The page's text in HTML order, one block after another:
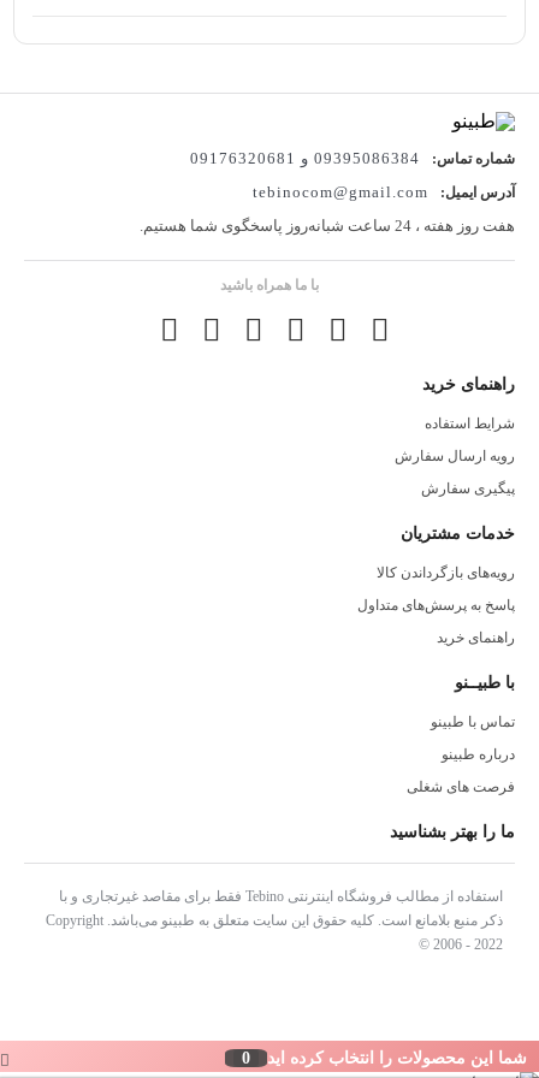
دارد، اما بسیاری از افراد با پدیده‌ای به نام “استپ وزنی” مواجه می‌شوند
استپ شکن لئون لارا به عنوان یک راه حل مؤثر و طبیعی برای غلبه بر این
مشکل معرفی شده است. این مقاله به بررسی ویژگی‌ها، قیمت، و روش
خرید این معجون می‌پردازد و همچنین به فواید و ویژگی‌های منحصر به فرد
معجون لاغری و استپ شکن لئون لارا یک ترکیب کاملاً گیاهی است که با
هدف درمان چاقی و خروج از استپ وزنی طراحی شده است. این معجون
2.1. گیاهان دارویی
این معجون شامل ترکیباتی از گیاهان دارویی است که به افزایش
متابولیسم و سوزاندن چربی‌ها کمک می‌کنند. برخی از این گیاهان شامل
چای سبز، زردچوبه، و زنجبیل هستند که به عنوان سوخت و ساز طبیعی
شناخته می‌شوند.
2.2. اثرات مثبت بر روی بدن
3.1. افزایش سوخت و ساز و متابولیسم چربی‌ها
یکی از اصلی‌ترین فواید این معجون، افزایش سوخت و ساز بدن است که
است.
شماره تماس: 09395086384 و 09176320681
آدرس ایمیل:
tebinocom@gmail.com
هفت روز هفته ، 24 ساعت شبانه‌روز پاسخگوی شما هستیم.
با ما همراه باشید
راهنمای خرید
شرایط استفاده
رویه ارسال سفارش
پیگیری سفارش
خدمات مشتریان
رویه‌های بازگرداندن کالا
پاسخ به پرسش‌های متداول
راهنمای خرید
با طبیــنو
تماس با طبینو
درباره طبینو
فرصت های شغلی
ما را بهتر بشناسید
استفاده از مطالب فروشگاه اینترنتی Tebino فقط برای مقاصد غیرتجاری و با
ذکر منبع بلامانع است. کلیه حقوق این سایت متعلق به طبینو می‌باشد. Copyright
© 2006 - 2022
شما این محصولات را انتخاب کرده اید 0